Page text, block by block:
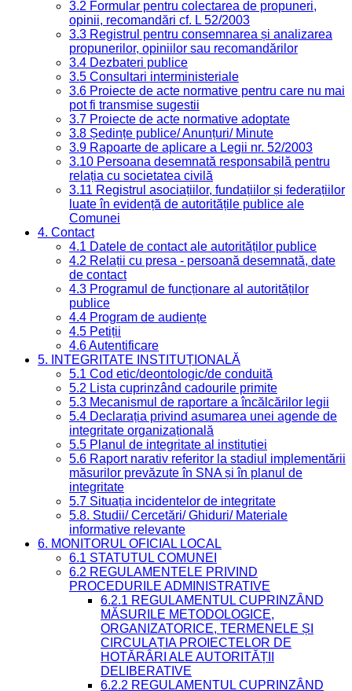
3.2 Formular pentru colectarea de propuneri,
opinii, recomandări cf. L 52/2003
3.3 Registrul pentru consemnarea și analizarea
propunerilor, opiniilor sau recomandărilor
3.4 Dezbateri publice
3.5 Consultari interministeriale
3.6 Proiecte de acte normative pentru care nu mai
pot fi transmise sugestii
3.7 Proiecte de acte normative adoptate
3.8 Ședințe publice/ Anunțuri/ Minute
3.9 Rapoarte de aplicare a Legii nr. 52/2003
3.10 Persoana desemnată responsabilă pentru
relația cu societatea civilă
3.11 Registrul asociațiilor, fundațiilor și federațiilor
luate în evidență de autoritățile publice ale
Comunei
4. Contact
4.1 Datele de contact ale autorităților publice
4.2 Relații cu presa - persoană desemnată, date
de contact
4.3 Programul de funcționare al autorităților
publice
4.4 Program de audiențe
4.5 Petiții
4.6 Autentificare
5. INTEGRITATE INSTITUȚIONALĂ
5.1 Cod etic/deontologic/de conduită
5.2 Lista cuprinzând cadourile primite
5.3 Mecanismul de raportare a încălcărilor legii
5.4 Declarația privind asumarea unei agende de
integritate organizațională
5.5 Planul de integritate al instituției
5.6 Raport narativ referitor la stadiul implementării
măsurilor prevăzute în SNA și în planul de
integritate
5.7 Situația incidentelor de integritate
5.8. Studii/ Cercetări/ Ghiduri/ Materiale
informative relevante
6. MONITORUL OFICIAL LOCAL
6.1 STATUTUL COMUNEI
6.2 REGULAMENTELE PRIVIND
PROCEDURILE ADMINISTRATIVE
6.2.1 REGULAMENTUL CUPRINZÂND
MĂSURILE METODOLOGICE,
ORGANIZATORICE, TERMENELE ȘI
CIRCULAȚIA PROIECTELOR DE
HOTĂRÂRI ALE AUTORITĂȚII
DELIBERATIVE
6.2.2 REGULAMENTUL CUPRINZÂND